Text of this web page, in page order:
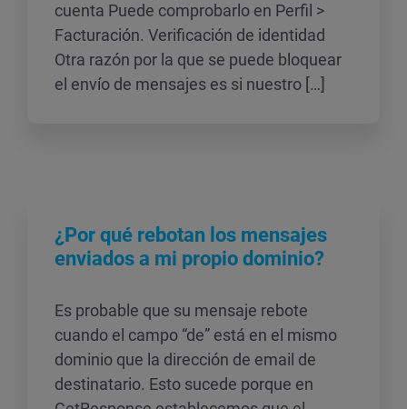
cuenta Puede comprobarlo en Perfil >
Facturación. Verificación de identidad
Otra razón por la que se puede bloquear
el envío de mensajes es si nuestro […]
¿Por qué rebotan los mensajes
enviados a mi propio dominio?
Es probable que su mensaje rebote
cuando el campo “de” está en el mismo
dominio que la dirección de email de
destinatario. Esto sucede porque en